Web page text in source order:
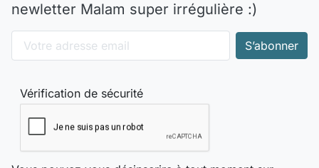
newletter Malam super irrégulière :)
Vérification de sécurité